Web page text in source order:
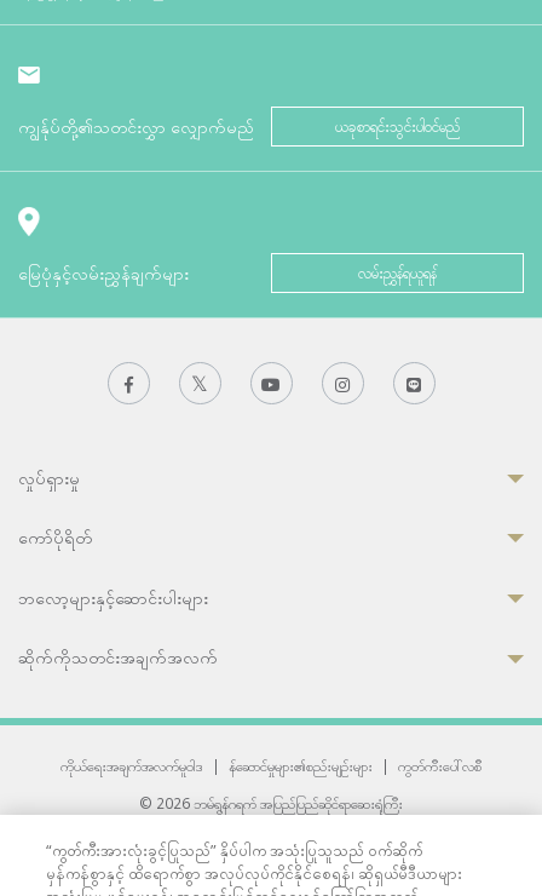
ကျွန်ုပ်တို့၏သတင်းလွှာ လျှောက်မည် ယခုစာရင်းသွင်းပါဝင်မည်
မြေပုံနှင့်လမ်းညွှန်ချက်များ လမ်းညွှန်ရယူရန်
လှုပ်ရှားမှု
ကော်ပိုရိတ်
ဘလော့များနှင့်ဆောင်းပါးများ
ဆိုက်ကိုသတင်းအချက်အလက်
ကိုယ်ရေးအချက်အလက်မူဝါဒ | န်ဆောင်မှုများ၏စည်းမျဉ်းများ |
ကွတ်ကီးပေါ်လစီ
© 2026 ဘမ်ရွန်ဂရက် အပြည်ပြည်ဆိုင်ရာဆေးရုံကြီး
33 Sukhumvit 3, Wattana, Bangkok 10110 Thailand.
All rights reserved.
“ကွတ်ကီးအားလုံးခွင့်ပြုသည်” နှိပ်ပါက အသုံးပြုသူသည် ဝက်ဆိုက်
မှန်ကန်စွာနှင့် ထိရောက်စွာ အလုပ်လုပ်ကိုင်နိုင်စေရန်၊ ဆိုရှယ်မီဒီယာများ